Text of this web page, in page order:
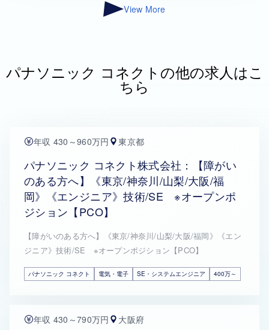
View More
パナソニック コネクトの他の求人はこ
ちら
年収 430～960万円 東京都
パナソニック コネクト株式会社：【障がい
のある方へ】《東京/神奈川/山梨/大阪/福
岡》《エンジニア》技術/SE ※オープンポ
ジション【PCO】
【障がいのある方へ】《東京/神奈川/山梨/大阪/福岡》《エン
ジニア》技術/SE ※オープンポジション【PCO】
パナソニック コネクト 電気・電子 SE・システムエンジニア 400万～
年収 430～790万円 大阪府